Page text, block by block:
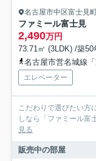
名古屋市中区富士見
ファミール富士見
2,490万円
73.71㎡ (3LDK) /築50
名古屋市営名城線
エレベーター
こだわりで選びたい方
しなら「ファミール富
見る
販売中の部屋